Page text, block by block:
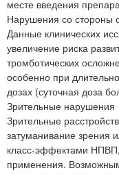
месте введения
Нарушения со стороны
Данные клинических
увеличение риска
тромботических
особенно при
дозах (суточная доза
Зрительные нарушения
Зрительные
затуманивание зрения
класс-эффектами
применения.